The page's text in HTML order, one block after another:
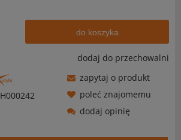
do koszyka
dodaj do przechowalni
zapytaj o produkt
poleć znajomemu
dodaj opinię